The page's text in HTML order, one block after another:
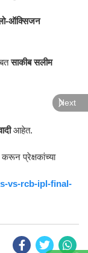
ऑक्सिजन
साकीब सलीम
आहेत.
करून प्रेक्षकांच्या
vs-rcb-ipl-final-
Next